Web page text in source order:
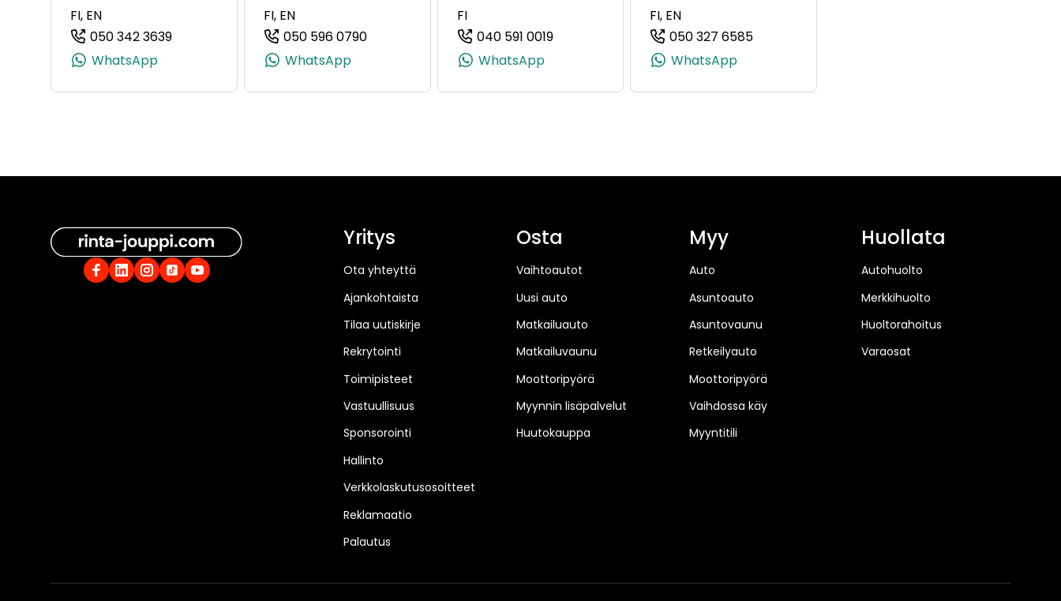
FI, EN
050 342 3639
(+358503423639, 0503423639, +358 50 342 3639)
WhatsApp
FI, EN
050 596 0790
(+358505960790, 0505960790, +358 50 596 0790)
WhatsApp
FI
040 591 0019
(+358405910019, 0405910019, +358 40 591 0019)
WhatsApp
FI, EN
050 327 6585
WhatsApp
Yritys
Ota yhteyttä
Ajankohtaista
Tilaa uutiskirje
Rekrytointi
Toimipisteet
Vastuullisuus
Sponsorointi
Hallinto
Verkkolaskutusosoitteet
Reklamaatio
Palautus
Osta
Vaihtoautot
Uusi auto
Matkailuauto
Matkailuvaunu
Moottoripyörä
Myynnin lisäpalvelut
Huutokauppa
Myy
Auto
Asuntoauto
Asuntovaunu
Retkeilyauto
Moottoripyörä
Vaihdossa käy
Myyntitili
Huollata
Autohuolto
Merkkihuolto
Huoltorahoitus
Varaosat